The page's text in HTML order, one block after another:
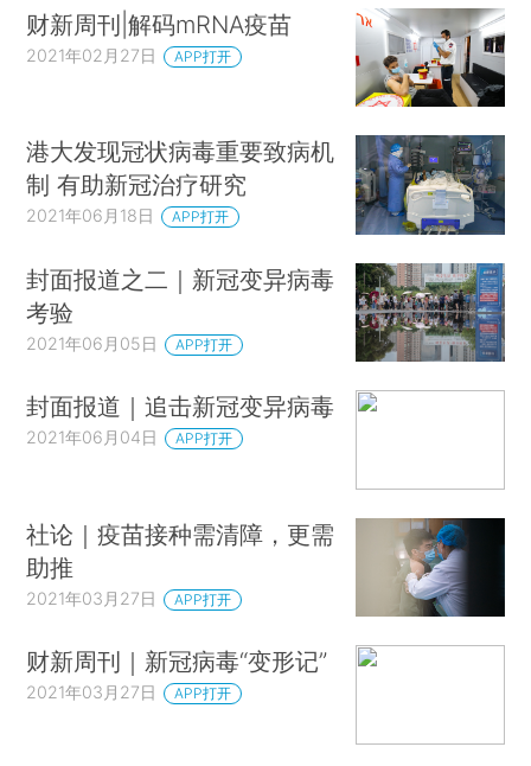
财新周刊|解码mRNA疫苗
2021年02月27日 APP打开
港大发现冠状病毒重要致病机
制 有助新冠治疗研究
2021年06月18日 APP打开
封面报道之二｜新冠变异病毒
考验
2021年06月05日 APP打开
封面报道｜追击新冠变异病毒
2021年06月04日 APP打开
社论｜疫苗接种需清障，更需
助推
2021年03月27日 APP打开
财新周刊｜新冠病毒“变形记”
2021年03月27日 APP打开